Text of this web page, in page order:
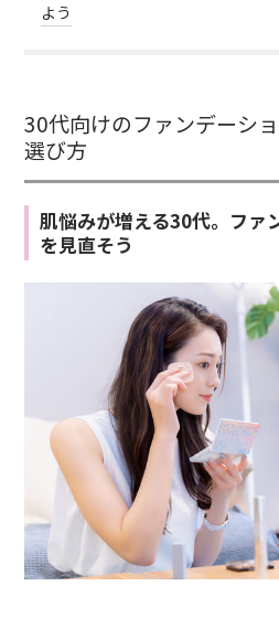
よう
30代向けのファンデーシ
選び方
肌悩みが増える30代。ファ
を見直そう